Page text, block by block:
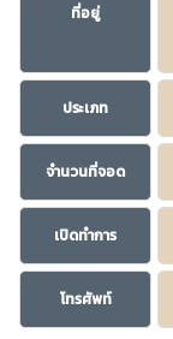
ที่อยู่
ประเภท
จำนวนที่จอด
เปิดทำการ
โทรศัพท์